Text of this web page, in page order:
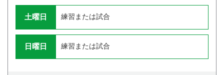
土曜日 練習または試合
日曜日 練習または試合